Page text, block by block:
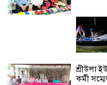
বিনিময়
শ্রীউলা
কর্মী